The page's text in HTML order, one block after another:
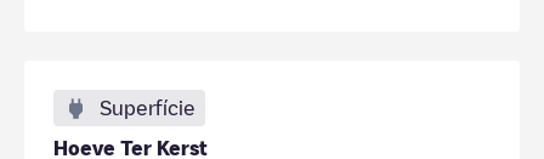
Superfície
Hoeve Ter Kerst